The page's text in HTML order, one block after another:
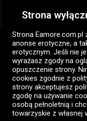
Eamore.com.pl
Poznań
Wytrysk
Wytrysk na
Pan szuka
57
Strona
Strona Eamore.com.pl
anonse erotyczne, a
erotycznym. Jeśli nie
wyrażasz zgody na
opuszczenie strony.
cookies zgodnie z
strony akceptujesz
zgodę na używanie
osobą pełnoletnią i
towarzyskie z własnej